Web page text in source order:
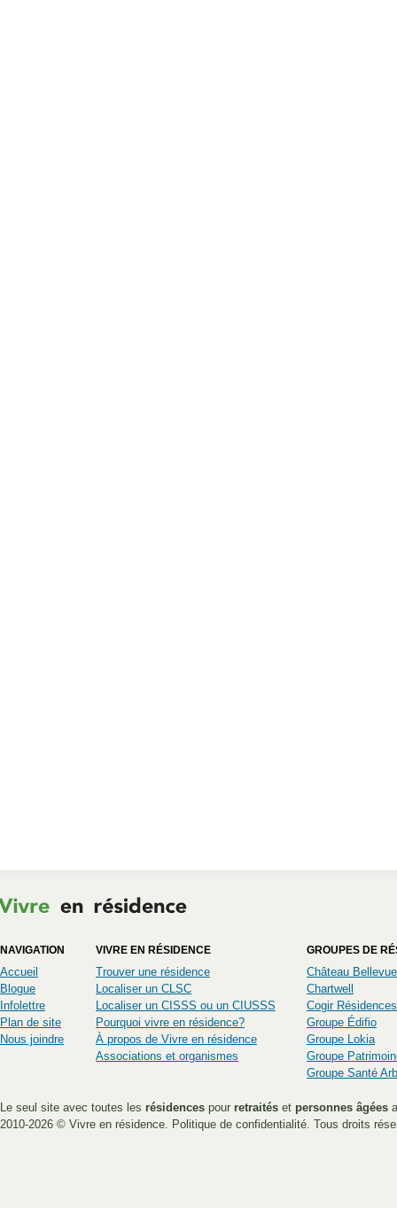
NAVIGATION
Accueil
Blogue
Infolettre
Plan de site
Nous joindre
VIVRE EN RÉSIDENCE
Trouver une résidence
Localiser un CLSC
Localiser un CISSS ou un CIUSSS
Pourquoi vivre en résidence?
À propos de Vivre en résidence
Associations et organismes
GROUPES DE
Château Bellevue
Chartwell
Cogir Résidences
Groupe Édifio
Groupe Lokia
Groupe
Groupe Santé
Le seul site avec toutes les résidences pour retraités et personnes âgées
2010-2026 © Vivre en résidence Politique de confidentialité . Tous droits